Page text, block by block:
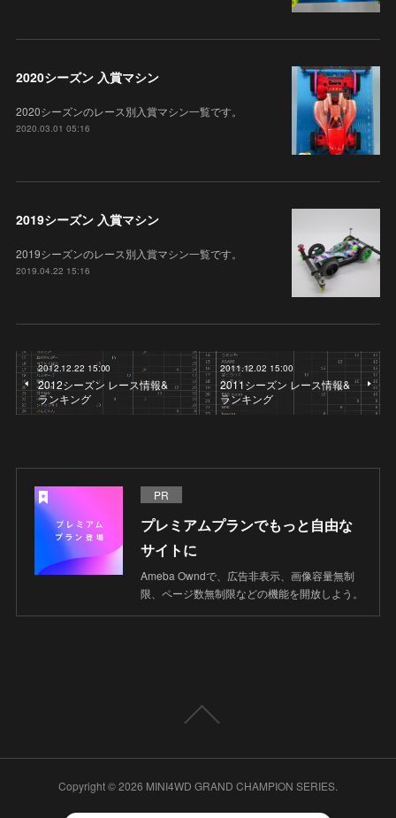
2020シーズン 入賞マシン
2020シーズンのレース別入賞マシン一覧です。
2020.03.01 05:16
2019シーズン 入賞マシン
2019シーズンのレース別入賞マシン一覧です。
2019.04.22 15:16
2012.12.22 15:00
2012シーズン レース情報&
ランキング
2011.12.02 15:00
2011シーズン レース情報&
ランキング
PR
プレミアムプランでもっと自由な
サイトに
Ameba Owndで、広告非表示、画像容量無制
限、ページ数無制限などの機能を開放しよう。
Copyright ©2026 MINI4WD GRAND CHAMPION SERIES.